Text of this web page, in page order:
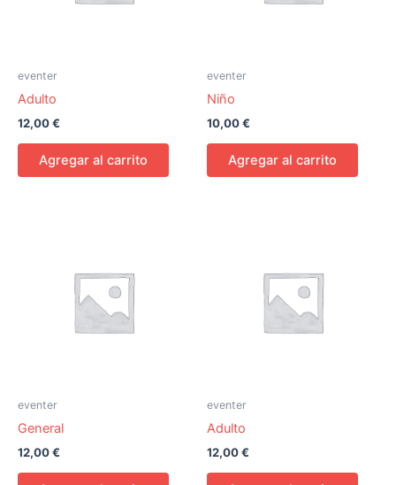
eventer
Adulto
12,00€
Agregar al carrito
eventer
Niño
10,00€
Agregar al carrito
eventer
General
12,00€
eventer
Adulto
12,00€